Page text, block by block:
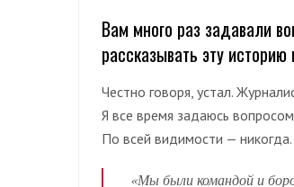
Вам много раз задавали
рассказывать эту
Честно говоря, устал.
Я все время задаюсь
По всей видимости — никогда.
«Мы были командой и